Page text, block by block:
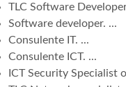
TLC Software
Software developer. ...
Consulente IT. ...
Consulente ICT. ...
ICT Security Specialist